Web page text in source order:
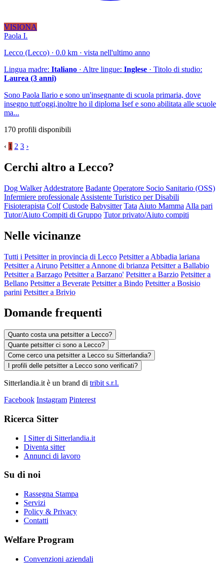
VISIONA
Paola I.
Lecco (Lecco) · 0.0 km · vista nell'ultimo anno
Lingua madre: Italiano · Altre lingue: Inglese · Titolo di studio:
Laurea (3 anni)
Sono Paola Ilario e sono un'insegnante di scuola primaria, dove
insegno tutt'oggi,inoltre ho il diploma Isef e sono abilitata alle scuole
ma...
170 profili disponibili
‹ 1 2 3 ›
Cerchi altro a Lecco?
Dog Walker Addestratore Badante Operatore Socio Sanitario (OSS)
Infermiere professionale Assistente Turistico per Disabili
Fisioterapista Colf Custode Babysitter Tata Aiuto Mamma Alla pari
Tutor/Aiuto Compiti di Gruppo Tutor privato/Aiuto compiti
Nelle vicinanze
Tutti i Petsitter in provincia di Lecco Petsitter a Abbadia lariana
Petsitter a Airuno Petsitter a Annone di brianza Petsitter a Ballabio
Petsitter a Barzago Petsitter a Barzano' Petsitter a Barzio Petsitter a
Bellano Petsitter a Beverate Petsitter a Bindo Petsitter a Bosisio
parini Petsitter a Brivio
Domande frequenti
Quanto costa una petsitter a Lecco?
Quante petsitter ci sono a Lecco?
Come cerco una petsitter a Lecco su Sitterlandia?
I profili delle petsitter a Lecco sono verificati?
Sitterlandia.it è un brand di tribit s.r.l.
Facebook Instagram Pinterest
Ricerca Sitter
I Sitter di Sitterlandia.it
Diventa sitter
Annunci di lavoro
Su di noi
Rassegna Stampa
Servizi
Policy & Privacy
Contatti
Welfare Program
Convenzioni aziendali